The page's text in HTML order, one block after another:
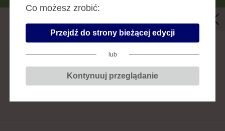
Bezpieczeństwo wykonywania zawodu
lekarza i pielęgniarki
Co możesz zrobić:
Przejdź do strony bieżącej edycji
lub
Kontynuuj przeglądanie